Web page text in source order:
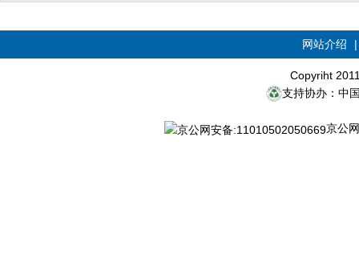
网站介绍
Copyriht
支持协办：中
京公